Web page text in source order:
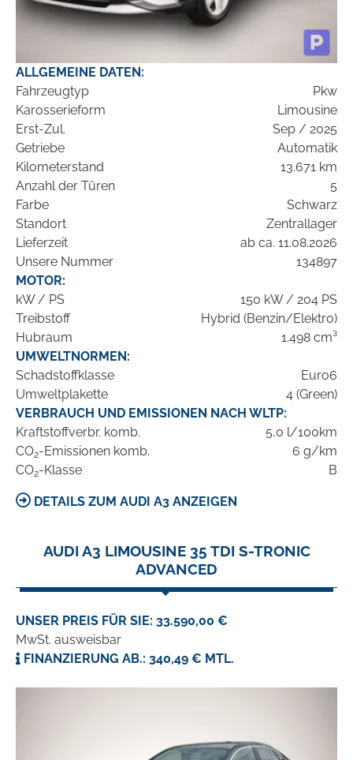
ALLGEMEINE DATEN:
Fahrzeugtyp
Pkw
Karosserieform
Limousine
Erst-Zul.
Sep / 2025
Getriebe
Automatik
Kilometerstand
13.671 km
Anzahl der Türen
5
Farbe
Schwarz
Standort
Zentrallager
Lieferzeit
ab ca. 11.08.2026
Unsere Nummer
134897
MOTOR:
kW / PS
150 kW / 204 PS
Treibstoff
Hybrid (Benzin/Elektro)
Hubraum
1.498 cm³
UMWELTNORMEN:
Schadstoffklasse
Euro6
Umweltplakette
4 (Green)
VERBRAUCH UND EMISSIONEN NACH WLTP:
Kraftstoffverbr. komb.
5,0 l/100km
CO2-Emissionen komb.
6 g/km
CO2-Klasse B
DETAILS ZUM AUDI A3 ANZEIGEN
AUDI A3 LIMOUSINE 35 TDI S-TRONIC
ADVANCED
UNSER PREIS FÜR SIE: 33.590,00 €
MwSt. ausweisbar
FINANZIERUNG AB.: 340,49 € MTL.